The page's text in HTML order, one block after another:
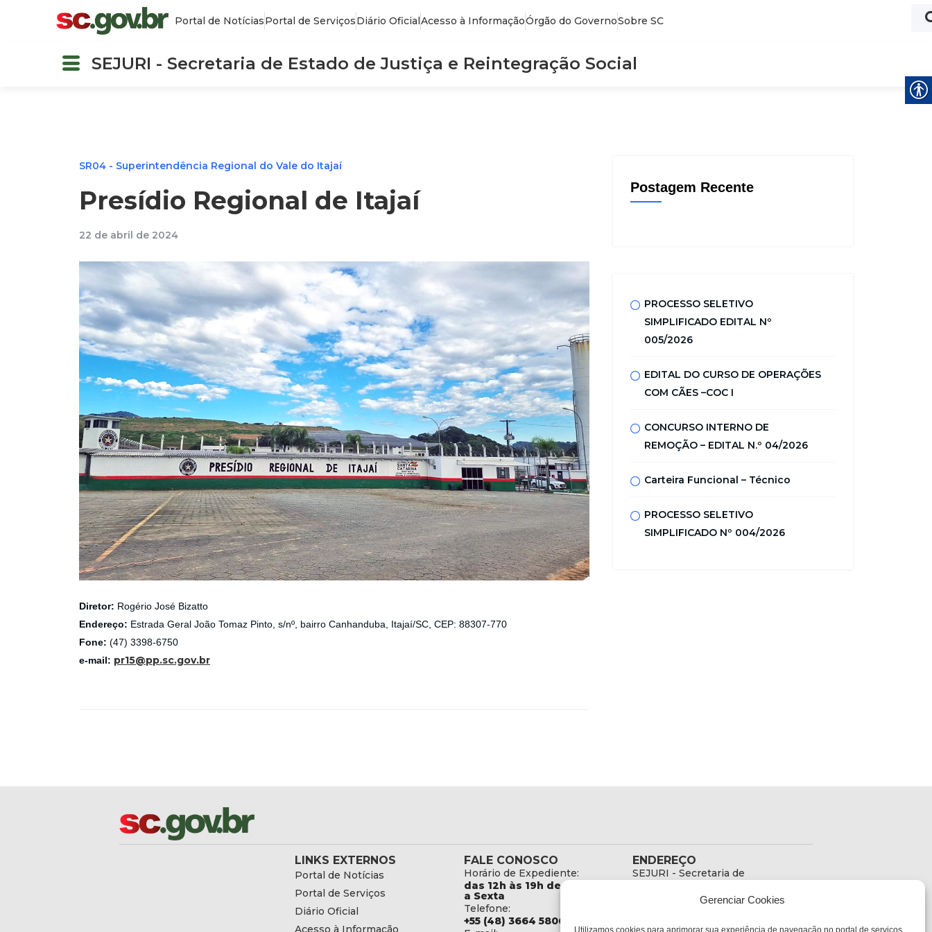
Gerenciar Cookies
Utilizamos cookies para aprimorar sua experiência de navegação no portal de serviços
Portal de NotíciasPortal de ServiçosDiário OficialAcesso à InformaçãoÓrgão do GovernoSobre SC
SEJURI - Secretaria de Estado de Justiça e Reintegração Social
SR04 - Superintendência Regional do Vale do Itajaí
Presídio Regional de Itajaí
22 de abril de 2024
Diretor: Rogério José Bizatto
Endereço: Estrada Geral João Tomaz Pinto, s/nº, bairro Canhanduba, Itajaí/SC, CEP: 88307-770
Fone: (47) 3398-6750
e-mail: pr15@pp.sc.gov.br
Postagem Recente
PROCESSO SELETIVO
SIMPLIFICADO EDITAL Nº
005/2026
EDITAL DO CURSO DE OPERAÇÕES
COM CÃES –COC I
CONCURSO INTERNO DE
REMOÇÃO – EDITAL N.º 04/2026
Carteira Funcional – Técnico
PROCESSO SELETIVO
SIMPLIFICADO Nº 004/2026
LINKS EXTERNOS
Portal de Notícias
Portal de Serviços
Diário Oficial
Acesso à Informação
FALE CONOSCO
Horário de Expediente:
das 12h às 19h de Segunda
a Sexta
Telefone:
+55 (48) 3664 5806
ENDEREÇO
SEJURI - Secretaria de
Reintegração Social
Rua Fúlvio Aducci, 1214 -